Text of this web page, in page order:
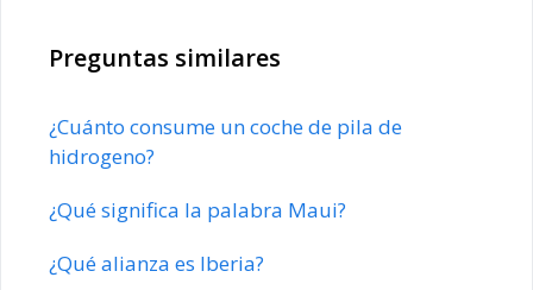
Preguntas similares
¿Cuánto consume un coche de pila de
hidrogeno?
¿Qué significa la palabra Maui?
¿Qué alianza es Iberia?